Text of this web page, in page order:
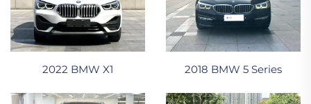
2022 BMW X1 2018 BMW 5 Series